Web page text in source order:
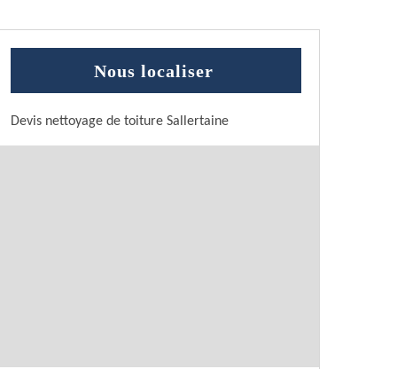
Nous localiser
Devis nettoyage de toiture Sallertaine